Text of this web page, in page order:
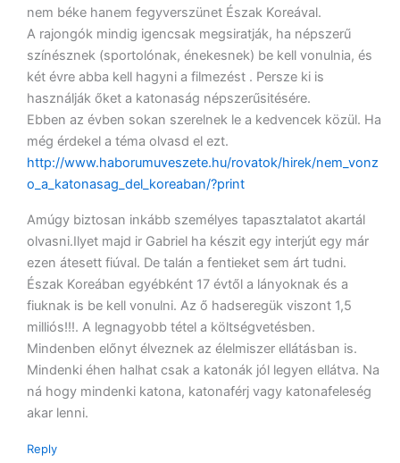
nem béke hanem fegyverszünet Észak Koreával.
A rajongók mindig igencsak megsiratják, ha népszerű
színésznek (sportolónak, énekesnek) be kell vonulnia, és
két évre abba kell hagyni a filmezést . Persze ki is
használják őket a katonaság népszerűsitésére.
Ebben az évben sokan szerelnek le a kedvencek közül. Ha
még érdekel a téma olvasd el ezt.
http://www.haborumuveszete.hu/rovatok/hirek/nem_vonz
o_a_katonasag_del_koreaban/?print
Amúgy biztosan inkább személyes tapasztalatot akartál
olvasni.Ilyet majd ir Gabriel ha készit egy interjút egy már
ezen átesett fiúval. De talán a fentieket sem árt tudni.
Észak Koreában egyébként 17 évtől a lányoknak és a
fiuknak is be kell vonulni. Az ő hadseregük viszont 1,5
milliós!!!. A legnagyobb tétel a költségvetésben.
Mindenben előnyt élveznek az élelmiszer ellátásban is.
Mindenki éhen halhat csak a katonák jól legyen ellátva. Na
ná hogy mindenki katona, katonaférj vagy katonafeleség
akar lenni.
Reply